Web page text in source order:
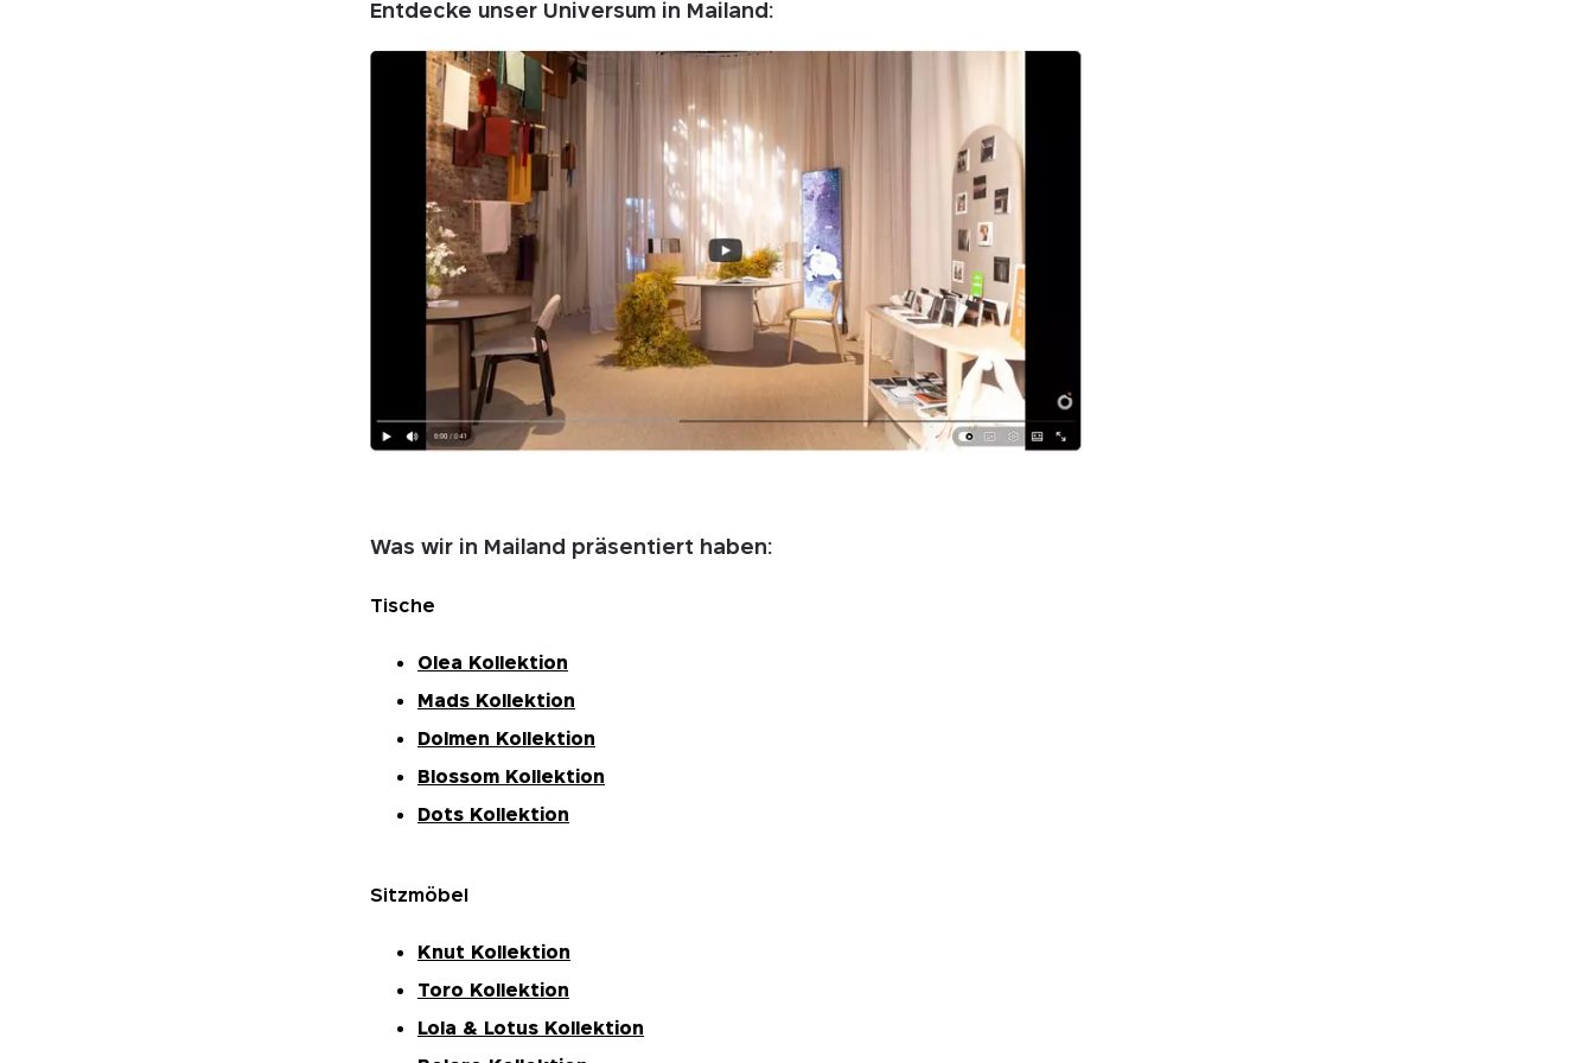
Entdecke unser Universum in Mailand:
Was wir in Mailand präsentiert haben:
Tische
Olea Kollektion
Mads Kollektion
Dolmen Kollektion
Blossom Kollektion
Dots Kollektion
Sitzmöbel
Knut Kollektion
Toro Kollektion
Lola & Lotus Kollektion